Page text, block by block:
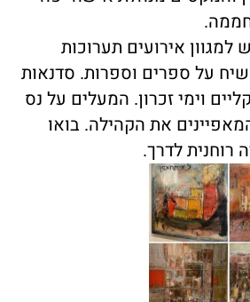
חממה.
אירועים תערוכות
שיח על ספרים וספרות. סדנאות
וימי זכרון. המעלים על נס
את הקהילה. בואו
רוחנית לדרך.